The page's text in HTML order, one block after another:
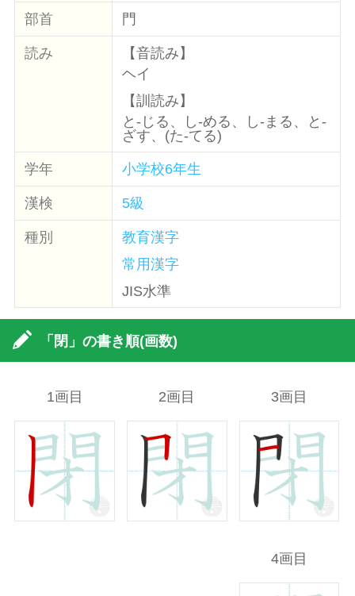
部首 門
読み
【音読み】
ヘイ
【訓読み】
と-じる、し-める、し-まる、と-
ざす、(た-てる)
学年 小学校6年生
漢検 5級
種別
教育漢字
常用漢字
JIS水準
「閉」の書き順(画数)
1画目 2画目 3画目
4画目